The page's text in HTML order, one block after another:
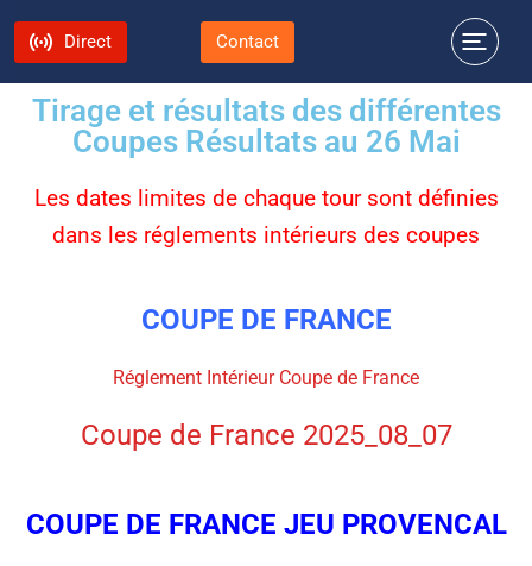
Direct Contact
Tirage et résultats des différentes
Coupes Résultats au 26 Mai
Les dates limites de chaque tour sont définies
dans les réglements intérieurs des coupes
COUPE DE FRANCE
Réglement Intérieur Coupe de France
Coupe de France 2025_08_07
COUPE DE FRANCE JEU PROVENCAL